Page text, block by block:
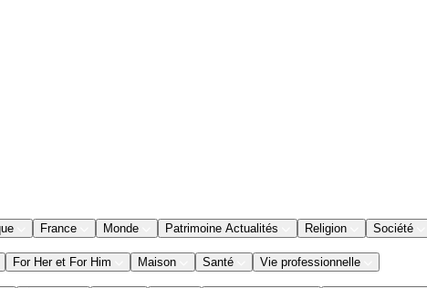
France Monde Patrimoine Actualités Religion Société
For Her et For Him Maison Santé Vie professionnelle